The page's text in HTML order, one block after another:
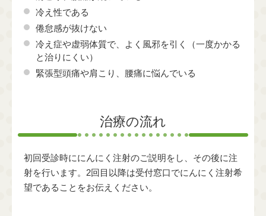
冷え性である
倦怠感が抜けない
冷え症や虚弱体質で、よく風邪を引く（一度かかる
と治りにくい）
緊張型頭痛や肩こり、腰痛に悩んでいる
治療の流れ
初回受診時ににんにく注射のご説明をし、その後に注
射を行います。2回目以降は受付窓口でにんにく注射希
望であることをお伝えください。